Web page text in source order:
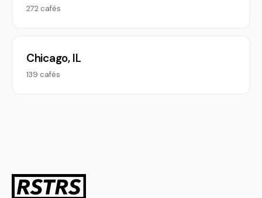
272 cafés
Chicago, IL
139 cafés